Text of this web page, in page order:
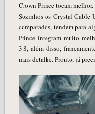
Crown Prince tocam melhor.
Sozinhos os Crystal Cable
comparados, tendem para
Prince integram muito
3.8, além disso,
mais detalhe. Pronto, já